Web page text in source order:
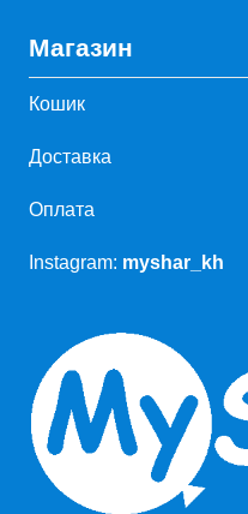
Магазин
Кошик
Доставка
Оплата
Instagram: myshar_kh